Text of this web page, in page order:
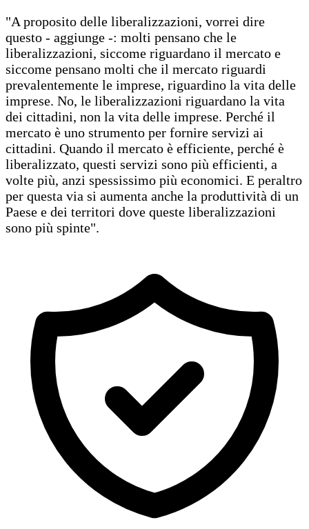
"A proposito delle liberalizzazioni, vorrei dire
questo - aggiunge -: molti pensano che le
liberalizzazioni, siccome riguardano il mercato e
siccome pensano molti che il mercato riguardi
prevalentemente le imprese, riguardino la vita delle
imprese. No, le liberalizzazioni riguardano la vita
dei cittadini, non la vita delle imprese. Perché il
mercato è uno strumento per fornire servizi ai
cittadini. Quando il mercato è efficiente, perché è
liberalizzato, questi servizi sono più efficienti, a
volte più, anzi spessissimo più economici. E peraltro
per questa via si aumenta anche la produttività di un
Paese e dei territori dove queste liberalizzazioni
sono più spinte".